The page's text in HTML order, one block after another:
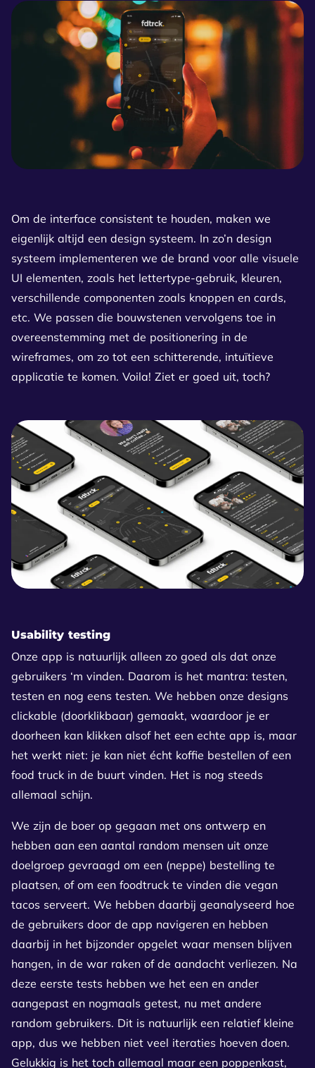
Om de interface consistent te houden, maken we
eigenlijk altijd een design systeem. In zo’n design
systeem implementeren we de brand voor alle visuele
UI elementen, zoals het lettertype-gebruik, kleuren,
verschillende componenten zoals knoppen en cards,
etc. We passen die bouwstenen vervolgens toe in
overeenstemming met de positionering in de
wireframes, om zo tot een schitterende, intuïtieve
applicatie te komen. Voila! Ziet er goed uit, toch?
Usability testing
Onze app is natuurlijk alleen zo goed als dat onze
gebruikers ‘m vinden. Daarom is het mantra: testen,
testen en nog eens testen. We hebben onze designs
clickable (doorklikbaar) gemaakt, waardoor je er
doorheen kan klikken alsof het een echte app is, maar
het werkt niet: je kan niet écht koffie bestellen of een
food truck in de buurt vinden. Het is nog steeds
allemaal schijn.
We zijn de boer op gegaan met ons ontwerp en
hebben aan een aantal random mensen uit onze
doelgroep gevraagd om een (neppe) bestelling te
plaatsen, of om een foodtruck te vinden die vegan
tacos serveert. We hebben daarbij geanalyseerd hoe
de gebruikers door de app navigeren en hebben
daarbij in het bijzonder opgelet waar mensen blijven
hangen, in de war raken of de aandacht verliezen. Na
deze eerste tests hebben we het een en ander
aangepast en nogmaals getest, nu met andere
random gebruikers. Dit is natuurlijk een relatief kleine
app, dus we hebben niet veel iteraties hoeven doen.
Gelukkig is het toch allemaal maar een poppenkast,